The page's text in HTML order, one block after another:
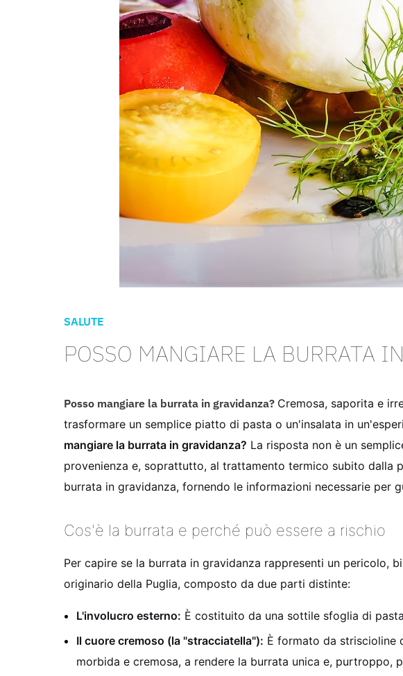
SALUTE
POSSO MANGIARE LA BURRATA
Posso mangiare la burrata in gravidanza? Cremosa, saporita e
trasformare un semplice piatto di pasta o un'insalata in
mangiare la burrata in gravidanza? La risposta non è un
provenienza e, soprattutto, al trattamento termico subito dalla
burrata in gravidanza, fornendo le informazioni necessarie per
Cos'è la burrata e perché può essere a rischio
Per capire se la burrata in gravidanza rappresenti un pericolo,
originario della Puglia, composto da due parti distinte:
L'involucro esterno: È costituito da una sottile sfoglia di
Il cuore cremoso (la "stracciatella"): È formato da striscioline
morbida e cremosa, a rendere la burrata unica e, purtroppo,